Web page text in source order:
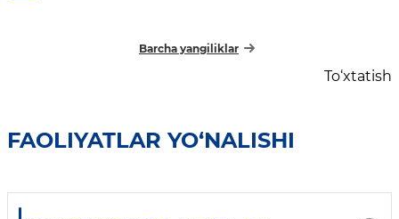
Barcha yangiliklar
To‘xtatish
FAOLIYATLAR YO‘NALISHI